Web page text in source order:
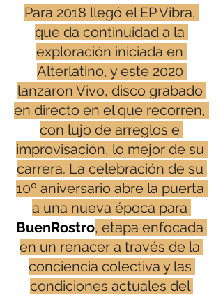
Para 2018 llegó el EP Vibra,
que da continuidad a la
exploración iniciada en
Alterlatino, y este 2020
lanzaron Vivo, disco grabado
en directo en el que recorren,
con lujo de arreglos e
improvisación, lo mejor de su
carrera. La celebración de su
10º aniversario abre la puerta
a una nueva época para
BuenRostro, etapa enfocada
en un renacer a través de la
conciencia colectiva y las
condiciones actuales del